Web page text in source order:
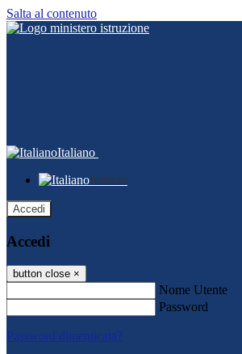
Salta al contenuto
Italiano
Italiano
Accedi
Accedi
button close ×
Nome Utente
Password
Password dimenticata?